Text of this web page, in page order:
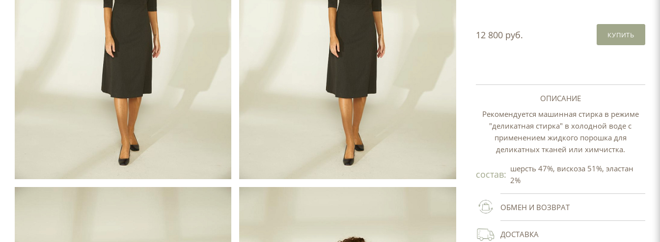
12 800 руб. КУПИТЬ
ОПИСАНИЕ
Рекомендуется машинная стирка в режиме
"деликатная стирка" в холодной воде с
применением жидкого порошка для
деликатных тканей или химчистка.
состав: шерсть 47%, вискоза 51%, эластан
2%
ОБМЕН И ВОЗВРАТ
ДОСТАВКА